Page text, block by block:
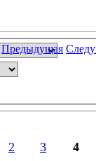
Предыдущая
2 3 4